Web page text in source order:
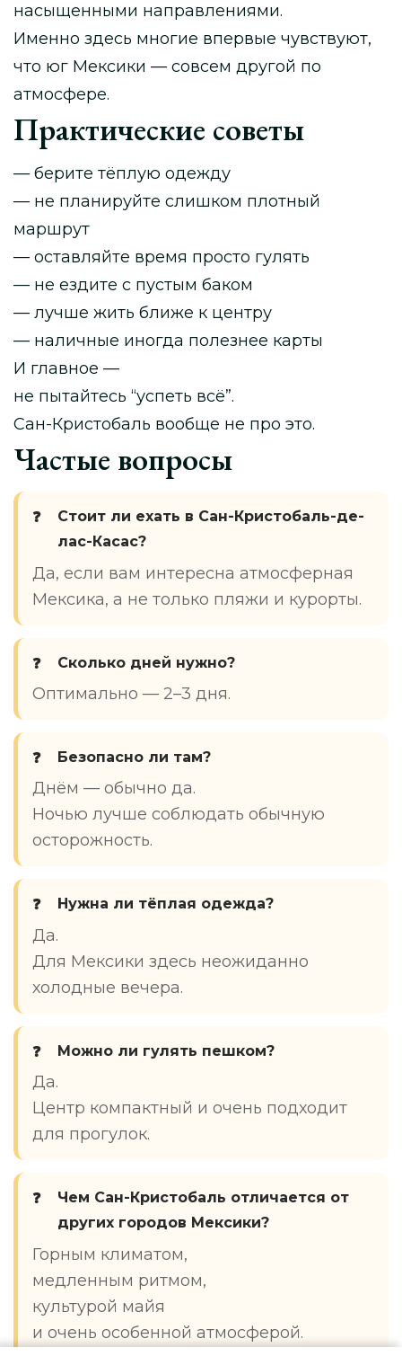
насыщенными направлениями.
Именно здесь многие впервые чувствуют,
что юг Мексики — совсем другой по
атмосфере.
Практические советы
— берите тёплую одежду
— не планируйте слишком плотный
маршрут
— оставляйте время просто гулять
— не ездите с пустым баком
— лучше жить ближе к центру
— наличные иногда полезнее карты
И главное —
не пытайтесь “успеть всё”.
Сан-Кристобаль вообще не про это.
Частые вопросы
Стоит ли ехать в Сан-Кристобаль-де-
лас-Касас?
Да, если вам интересна атмосферная
Мексика, а не только пляжи и курорты.
Сколько дней нужно?
Оптимально — 2–3 дня.
Безопасно ли там?
Днём — обычно да.
Ночью лучше соблюдать обычную
осторожность.
Нужна ли тёплая одежда?
Да.
Для Мексики здесь неожиданно
холодные вечера.
Можно ли гулять пешком?
Да.
Центр компактный и очень подходит
для прогулок.
Чем Сан-Кристобаль отличается от
других городов Мексики?
Горным климатом,
медленным ритмом,
культурой майя
и очень особенной атмосферой.